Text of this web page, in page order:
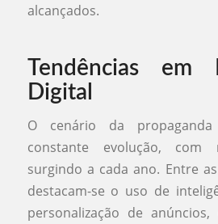
alcançados.
Tendências em
Digital
O cenário da
constante evolução, com
surgindo a cada ano. Entre
destacam-se o uso de
personalização de